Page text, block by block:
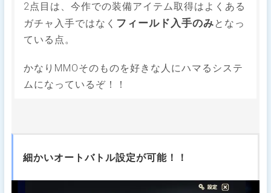
2点目は、今作での装備アイテム取得はよくある
ガチャ入手ではなく フィールド入手のみとなっ
ている点。
かなりMMOそのものを好きな人にハマるシステ
ムになっているぞ！！
細かいオートバトル設定が可能！！